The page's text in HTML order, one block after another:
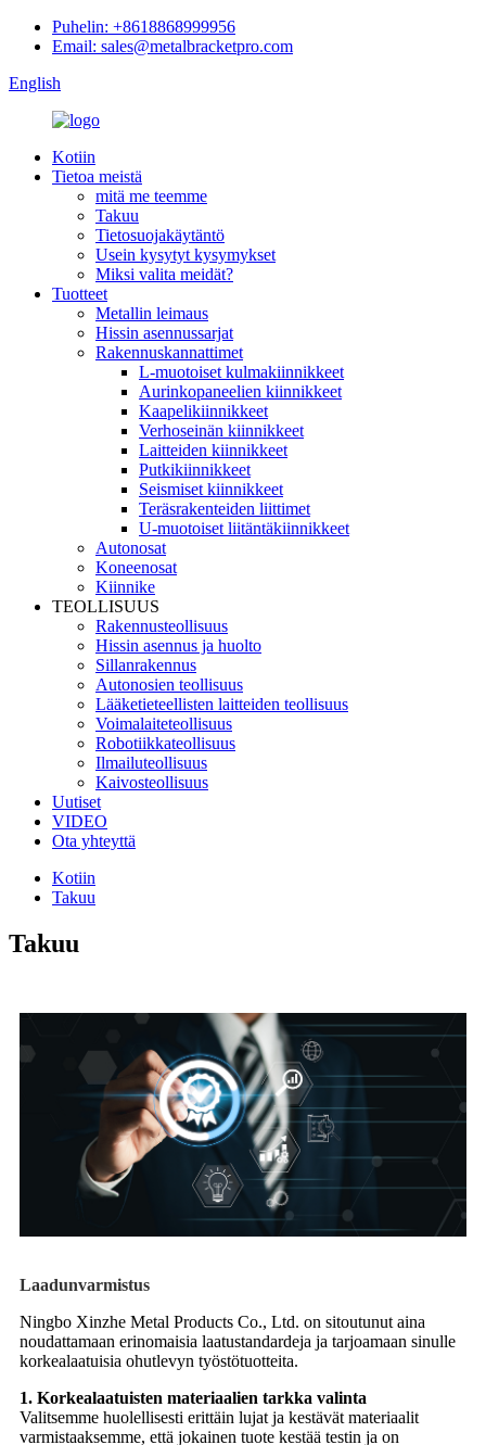
Puhelin: +8618868999956
Email: sales@metalbracketpro.com
English
Kotiin
Tietoa meistä
mitä me teemme
Takuu
Tietosuojakäytäntö
Usein kysytyt kysymykset
Miksi valita meidät?
Tuotteet
Metallin leimaus
Hissin asennussarjat
Rakennuskannattimet
L-muotoiset kulmakiinnikkeet
Aurinkopaneelien kiinnikkeet
Kaapelikiinnikkeet
Verhoseinän kiinnikkeet
Laitteiden kiinnikkeet
Putkikiinnikkeet
Seismiset kiinnikkeet
Teräsrakenteiden liittimet
U-muotoiset liitäntäkiinnikkeet
Autonosat
Koneenosat
Kiinnike
TEOLLISUUS
Rakennusteollisuus
Hissin asennus ja huolto
Sillanrakennus
Autonosien teollisuus
Lääketieteellisten laitteiden teollisuus
Voimalaiteteollisuus
Robotiikkateollisuus
Ilmailuteollisuus
Kaivosteollisuus
Uutiset
VIDEO
Ota yhteyttä
Kotiin
Takuu
Takuu
Laadunvarmistus
Ningbo Xinzhe Metal Products Co., Ltd. on sitoutunut aina
noudattamaan erinomaisia laatustandardeja ja tarjoamaan sinulle
korkealaatuisia ohutlevyn työstötuotteita.
1. Korkealaatuisten materiaalien tarkka valinta
Valitsemme huolellisesti erittäin lujat ja kestävät materiaalit
varmistaaksemme, että jokainen tuote kestää testin ja on